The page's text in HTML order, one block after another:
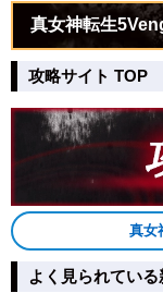
真女神転生
攻略サイト TOP
真女
よく見られてい